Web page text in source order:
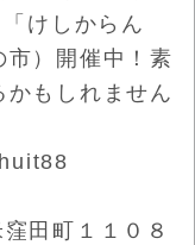
けしからん
）開催中！素
もしれません
田町１１０８